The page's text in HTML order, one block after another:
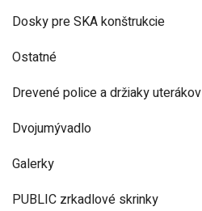
Dosky pre SKA konštrukcie
Ostatné
Drevené police a držiaky uterákov
Dvojumývadlo
Galerky
PUBLIC zrkadlové skrinky